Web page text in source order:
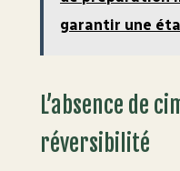
garantir une
L’absence de
réversibilité